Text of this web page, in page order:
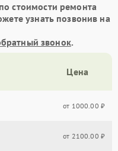
стоимости ремонта
узнать позвонив на
звонок.
Цена
от 1000.00 ₽
от 2100.00 ₽